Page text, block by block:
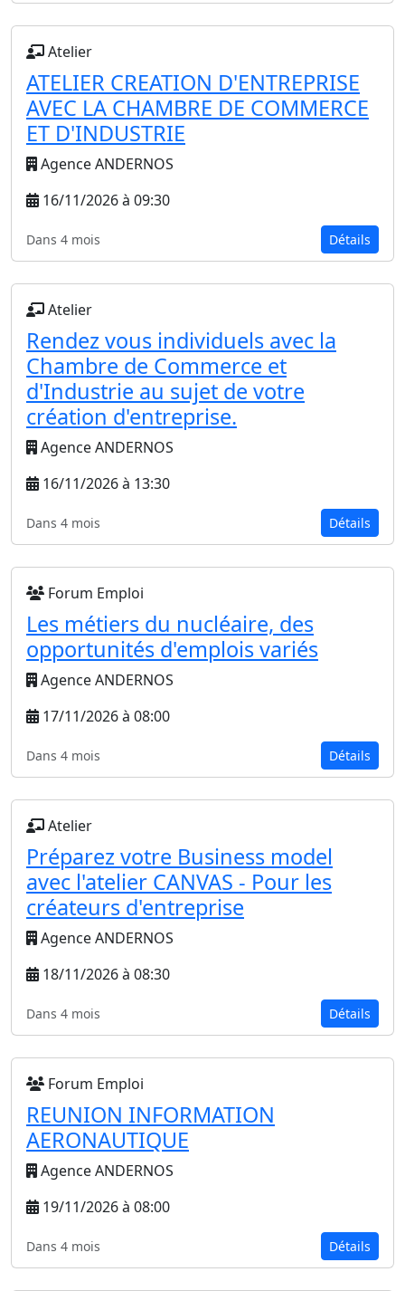
Atelier
ATELIER CREATION D'ENTREPRISE
AVEC LA CHAMBRE DE COMMERCE
ET D'INDUSTRIE
Agence ANDERNOS
16/11/2026 à 09:30
Dans 4 mois Détails
Atelier
Rendez vous individuels avec la
Chambre de Commerce et
d'Industrie au sujet de votre
création d'entreprise.
Agence ANDERNOS
16/11/2026 à 13:30
Dans 4 mois Détails
Forum Emploi
Les métiers du nucléaire, des
opportunités d'emplois variés
Agence ANDERNOS
17/11/2026 à 08:00
Dans 4 mois Détails
Atelier
Préparez votre Business model
avec l'atelier CANVAS - Pour les
créateurs d'entreprise
Agence ANDERNOS
18/11/2026 à 08:30
Dans 4 mois Détails
Forum Emploi
REUNION INFORMATION
AERONAUTIQUE
Agence ANDERNOS
19/11/2026 à 08:00
Dans 4 mois Détails